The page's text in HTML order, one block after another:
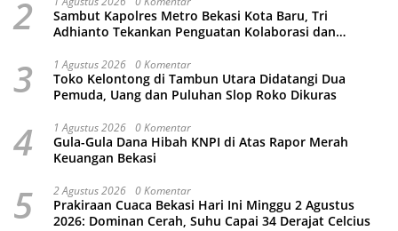
2
Sambut Kapolres Metro Bekasi Kota Baru, Tri
Adhianto Tekankan Penguatan Kolaborasi dan
3 1 Agustus 2026 0 Komentar
Toko Kelontong di Tambun Utara Didatangi Dua
Pemuda, Uang dan Puluhan Slop Roko Dikuras
4 1 Agustus 2026 0 Komentar
Gula-Gula Dana Hibah KNPI di Atas Rapor Merah
Keuangan Bekasi
5 2 Agustus 2026 0 Komentar
Prakiraan Cuaca Bekasi Hari Ini Minggu 2 Agustus
2026: Dominan Cerah, Suhu Capai 34 Derajat Celcius